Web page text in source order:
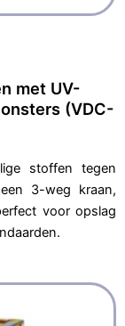
met UV-
(VDC-
stoffen tegen
3-weg kraan,
voor opslag